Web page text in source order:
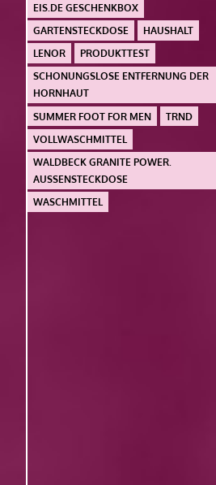
EIS.DE GESCHENKBOX
GARTENSTECKDOSE
HAUSHALT
LENOR
PRODUKTTEST
SCHONUNGSLOSE ENTFERNUNG DER
HORNHAUT
SUMMER FOOT FOR MEN
TRND
VOLLWASCHMITTEL
WALDBECK GRANITE POWER.
AUSSENSTECKDOSE
WASCHMITTEL